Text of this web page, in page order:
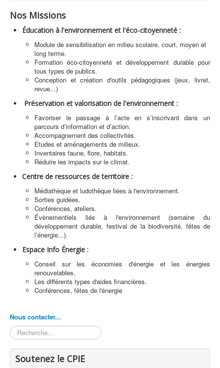
Nos Missions
Éducation à l'environnement et l'éco-citoyenneté :
Module de sensibilisation en milieu scolaire, court, moyen et
long terme.
Formation éco-citoyenneté et développement durable pour
tous types de publics.
Conception et création d'outils pédagogiques (jeux, livret,
revue...)
Préservation et valorisation de l'environnement :
Favoriser le passage à l’acte en s’inscrivant dans un
parcours d’information et d’action.
Accompagnement des collectivités.
Etudes et aménagements de milieux.
Inventaires faune, flore, habitats.
Réduire les impacts sur le climat.
Centre de ressources de territoire :
Médiathèque et ludothèque liées à l'environnement.
Sorties guidées.
Conférences, ateliers.
Évènementiels liés à l'environnement (semaine du
développement durable, festival de la biodiversité, fêtes de
l’énergie...).
Espace Info Énergie :
Conseil sur les économies d'énergie et les énergies
renouvelables.
Les différents types d'aides financières.
Conférences, fêtes de l'énergie
Nous contacter...
Rechercher
Soutenez le CPIE